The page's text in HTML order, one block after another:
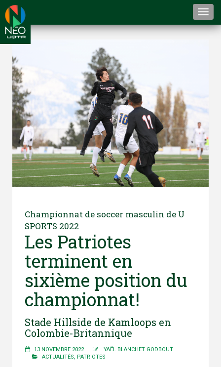
Championnat de soccer masculin de U
SPORTS 2022
Les Patriotes
terminent en
sixième position du
championnat!
Stade Hillside de Kamloops en
Colombie-Britannique
13 NOVEMBRE 2022
YAËL BLANCHET GODBOUT
ACTUALITÉS
PATRIOTES